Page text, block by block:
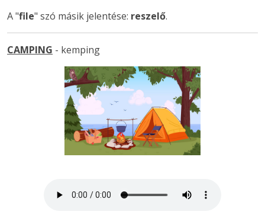
A "file" szó másik jelentése: reszelő.
CAMPING - kemping